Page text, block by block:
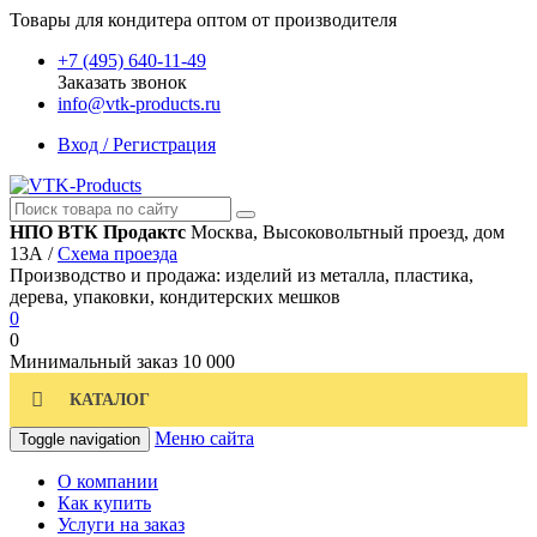
Товары для кондитера оптом от производителя
+7 (495) 640-11-49
Заказать звонок
info@vtk-products.ru
Вход / Регистрация
НПО ВТК Продактс Москва, Высоковольтный проезд, дом
13А /Схема проезда
Производство и продажа: изделий из металла, пластика,
дерева, упаковки, кондитерских мешков
0
0
Минимальный заказ 10 000
КАТАЛОГ
Toggle navigation Меню сайта
О компании
Как купить
Услуги на заказ